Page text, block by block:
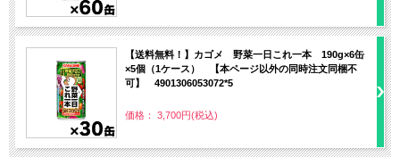
【送料無料！】カゴメ 野菜一日これ一本 190g×6缶
×5個（1ケース） 【本ページ以外の同時注文同梱不
可】 4901306053072*5
価格： 3,700円(税込)